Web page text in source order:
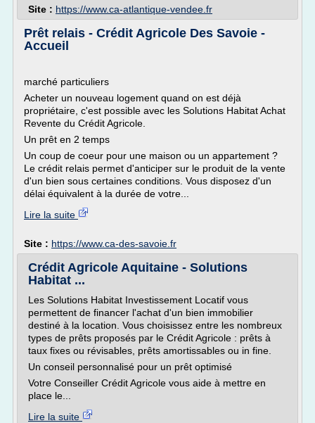
Site : https://www.ca-atlantique-vendee.fr
Prêt relais - Crédit Agricole Des Savoie -
Accueil
marché particuliers
Acheter un nouveau logement quand on est déjà
propriétaire, c'est possible avec les Solutions Habitat Achat
Revente du Crédit Agricole.
Un prêt en 2 temps
Un coup de coeur pour une maison ou un appartement ?
Le crédit relais permet d'anticiper sur le produit de la vente
d'un bien sous certaines conditions. Vous disposez d'un
délai équivalent à la durée de votre...
Lire la suite
Site : https://www.ca-des-savoie.fr
Crédit Agricole Aquitaine - Solutions
Habitat ...
Les Solutions Habitat Investissement Locatif vous
permettent de financer l'achat d'un bien immobilier
destiné à la location. Vous choisissez entre les nombreux
types de prêts proposés par le Crédit Agricole : prêts à
taux fixes ou révisables, prêts amortissables ou in fine.
Un conseil personnalisé pour un prêt optimisé
Votre Conseiller Crédit Agricole vous aide à mettre en
place le...
Lire la suite